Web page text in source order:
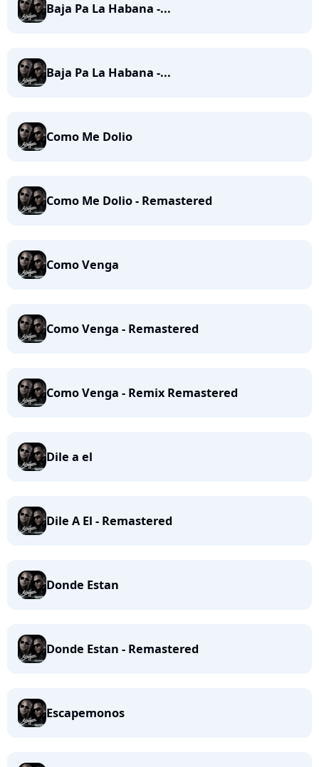
Baja Pa La Habana -...
Baja Pa La Habana -...
Como Me Dolio
Como Me Dolio - Remastered
Como Venga
Como Venga - Remastered
Como Venga - Remix Remastered
Dile a el
Dile A El - Remastered
Donde Estan
Donde Estan - Remastered
Escapemonos